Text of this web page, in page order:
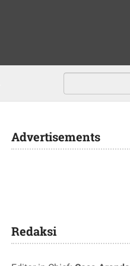
Advertisements
Redaksi